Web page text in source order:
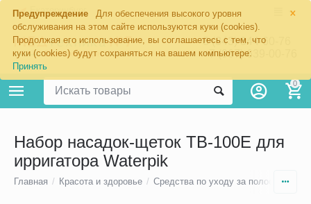
×
Предупреждение
Для обеспечения высокого уровня
обслуживания на этом сайте используются куки (cookies).
Продолжая его использование, вы соглашаетесь с тем, что
куки (cookies) будут сохраняться на вашем компьютере:
Принять
Екатеринбург
8 (343) 344-60-76
+7 (967) 639-00-76
0
Набор насадок-щеток TB-100E для
ирригатора Waterpik
Главная / Красота и здоровье / Средства по уходу за полостью рта